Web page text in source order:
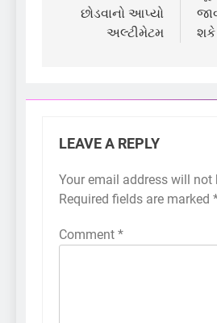
છોડવાનો આપ્યો
અલ્ટીમેટમ
LEAVE A REPLY
Your email address will not
Required fields are marked
Comment *